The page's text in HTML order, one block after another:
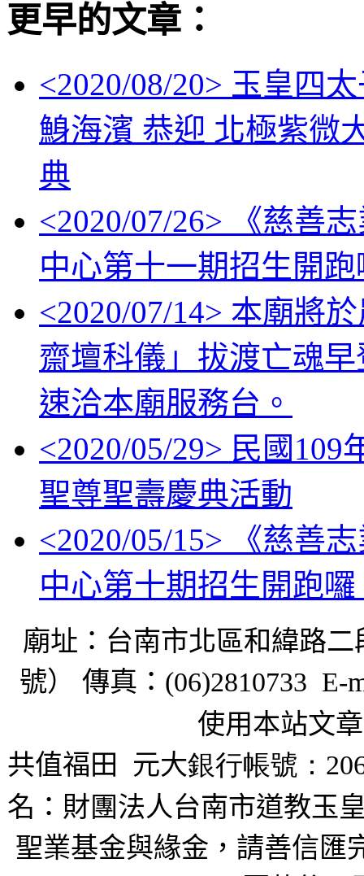
更早的文章：
<2020/08/20> 玉皇四
鯓海濱 恭迎 北極紫微
典
<2020/07/26> 《慈善
中心第十一期招生開
<2020/07/14> 本廟將
齋壇科儀」拔渡亡魂
速洽本廟服務台。
<2020/05/29> 民國109
聖尊聖壽慶典活動
<2020/05/15> 《慈善
中心第十期招生開跑囉
廟址：台南市北區和緯路二
號） 傳真： (06)2810733 E-
使用本站文
共值福田
元大銀行帳號：
名：財團法人台南市道教玉
聖業基金與緣金，請善信匯